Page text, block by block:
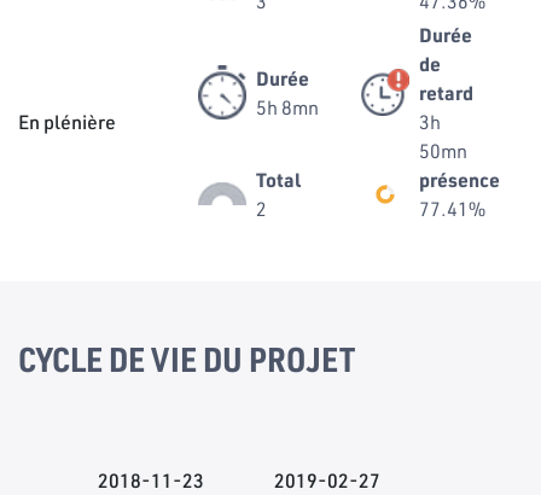
En plénière
Durée
5h 8mn
Durée
de
retard
3h
50mn
Total
2
présence
77.41%
CYCLE DE VIE DU PROJET
2018-11-23 2019-02-27